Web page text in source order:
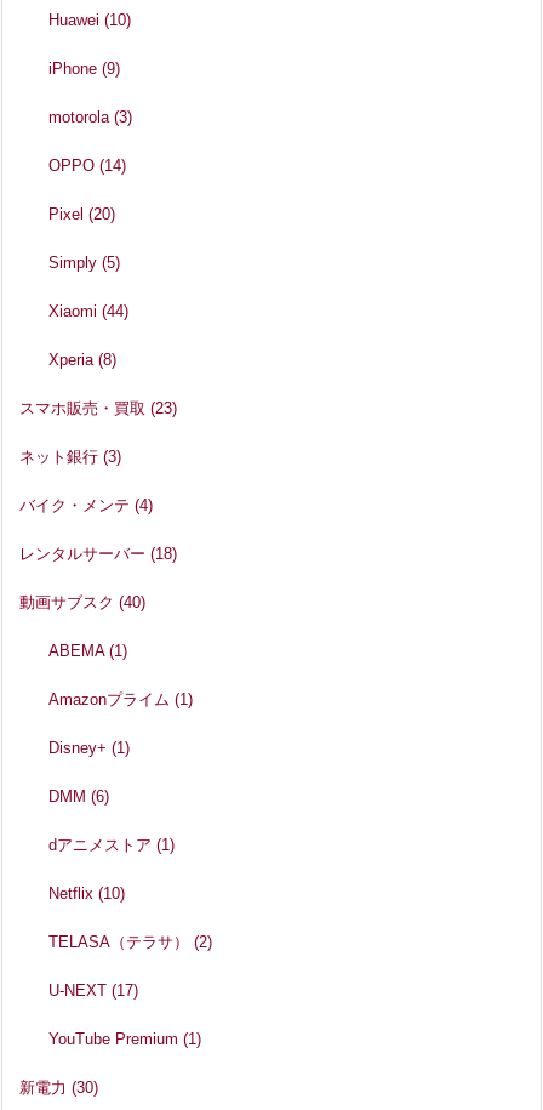
Huawei(10)
iPhone(9)
motorola(3)
OPPO(14)
Pixel(20)
Simply(5)
Xiaomi(44)
Xperia(8)
スマホ販売・買取 (23)
ネット銀行 (3)
バイク・メンテ (4)
レンタルサーバー (18)
動画サブスク (40)
ABEMA(1)
Amazonプライム(1)
Disney+(1)
DMM(6)
dアニメストア(1)
Netflix(10)
TELASA（テラサ）(2)
U-NEXT(17)
YouTube Premium(1)
新電力 (30)